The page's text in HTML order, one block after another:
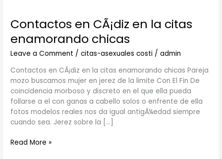
Contactos en CÃ¡diz en la citas
enamorando chicas
Leave a Comment /citas-asexuales costi /admin
Contactos en CÃ¡diz en la citas enamorando chicas Pareja
mozo buscamos mujer en jerez de la limite Con El Fin De
coincidencia morboso y discreto en el que ella pueda
follarse a el con ganas a cabello solos o enfrente de ella
fotos modelos reales nos da igual antigÃ¼edad siempre
cuando sea. Jerez sobre la […]
Contactos
CÃ¡diz
en
citas
enamorando
chicas
Read More »